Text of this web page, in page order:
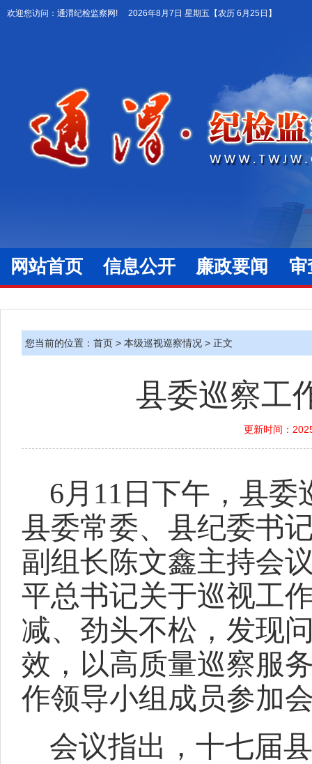
欢迎您访问：通渭纪检监察网! 2026年8月7日 星期五 【农历 6月25日】
网站首页 信息公开 廉政要闻 审
您当前的位置： 首页 > 本级巡视巡察情况 > 正文
县委巡察工
更新时间：
6月 11 日下午，县
县委常委、 县纪委书
副 组长陈文鑫主持会
平总书记关于巡视工
减、劲头不松，发现
效，以高质量巡察服
作领导小组成员参加
会议指出，十七届